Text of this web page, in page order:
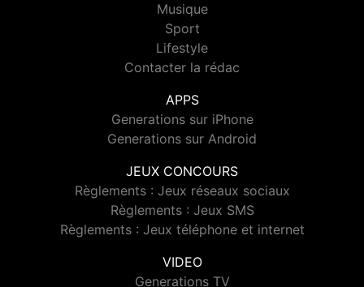
Musique
Sport
Lifestyle
Contacter la rédac
APPS
Generations sur iPhone
Generations sur Android
JEUX CONCOURS
Règlements : Jeux réseaux sociaux
Règlements : Jeux SMS
Règlements : Jeux téléphone et internet
VIDEO
Generations TV